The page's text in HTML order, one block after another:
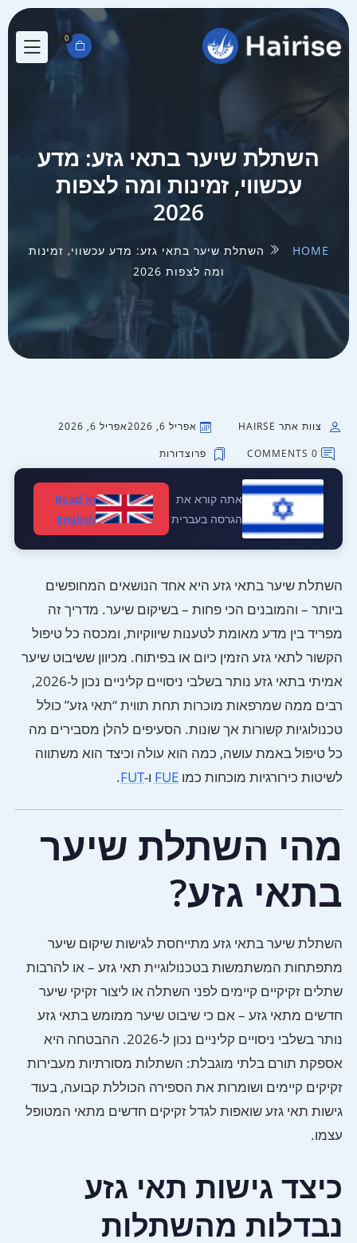
0
השתלת שיער בתאי גזע: מדע
עכשווי, זמינות ומה לצפות
2026
HOME
השתלת שיער בתאי גזע: מדע עכשווי, זמינות
ומה לצפות 2026
צוות אתר HAIRSE אפריל 6, 2026
אפריל 6, 2026
0 COMMENTS
פרוצדורות
אתה קורא את
הגרסה בעברית
Read in
English
השתלת שיער בתאי גזע היא אחד הנושאים המחופשים
ביותר – והמובנים הכי פחות – בשיקום שיער. מדריך זה
מפריד בין מדע מאומת לטענות שיווקיות, ומכסה כל טיפול
הקשור לתאי גזע הזמין כיום או בפיתוח. מכיוון ששיבוט שיער
אמיתי בתאי גזע נותר בשלבי ניסויים קליניים נכון ל-2026,
רבים ממה שמרפאות מוכרות תחת תווית “תאי גזע” כולל
טכנולוגיות קשורות אך שונות. הסעיפים להלן מסבירים מה
כל טיפול באמת עושה, כמה הוא עולה וכיצד הוא משתווה
לשיטות כירורגיות מוכחות כמו FUE ו-FUT
.
מהי השתלת שיער
בתאי גזע?
השתלת שיער בתאי גזע מתייחסת לגישות שיקום שיער
מתפתחות המשתמשות בטכנולוגיית תאי גזע – או להרבות
שתלים זקיקיים קיימים לפני השתלה או ליצור זקיקי שיער
חדשים מתאי גזע – אם כי שיבוט שיער ממומש בתאי גזע
נותר בשלבי ניסויים קליניים נכון ל-2026. ההבטחה היא
אספקת תורם בלתי מוגבלת: השתלות מסורתיות מעבירות
זקיקים קיימים ושומרות את הספירה הכוללת קבועה, בעוד
גישות תאי גזע שואפות לגדל זקיקים חדשים מתאי המטופל
עצמו.
כיצד גישות תאי גזע
נבדלות מהשתלות